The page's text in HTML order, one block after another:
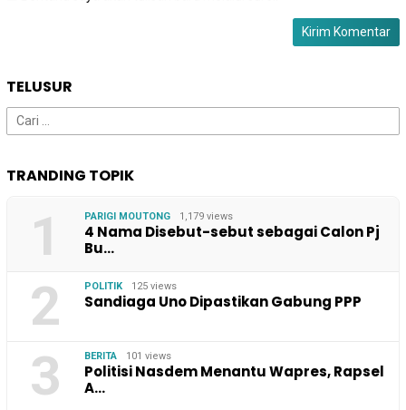
TELUSUR
Cari
untuk:
TRANDING TOPIK
1 PARIGI MOUTONG 1,179 views
4 Nama Disebut-sebut sebagai Calon Pj
Bu…
2 POLITIK 125 views
Sandiaga Uno Dipastikan Gabung PPP
3 BERITA 101 views
Politisi Nasdem Menantu Wapres, Rapsel
A…